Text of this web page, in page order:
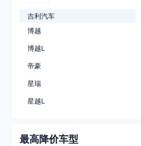
吉利汽车
博越
博越L
帝豪
星瑞
星越L
最高降价车型